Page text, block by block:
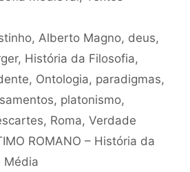
,Alberto Magno, deus,
, História da Filosofia,
, Ontologia, paradigmas,
, platonismo,
, Roma, Verdade
ROMANO – História da
Média